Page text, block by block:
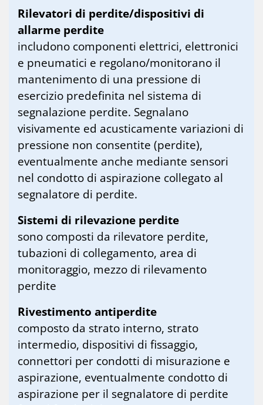
Rilevatori di perdite/dispositivi di
allarme perdite
includono componenti elettrici, elettronici
e pneumatici e regolano/monitorano il
mantenimento di una pressione di
esercizio predefinita nel sistema di
segnalazione perdite. Segnalano
visivamente ed acusticamente variazioni di
pressione non consentite (perdite),
eventualmente anche mediante sensori
nel condotto di aspirazione collegato al
segnalatore di perdite.
Sistemi di rilevazione perdite
sono composti da rilevatore perdite,
tubazioni di collegamento, area di
monitoraggio, mezzo di rilevamento
perdite
Rivestimento antiperdite
composto da strato interno, strato
intermedio, dispositivi di fissaggio,
connettori per condotti di misurazione e
aspirazione, eventualmente condotto di
aspirazione per il segnalatore di perdite